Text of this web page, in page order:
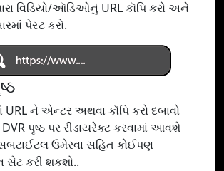
વિડિયો/ઑડિઓનું URL કૉપિ કરો અને
પેસ્ટ કરો.
URL ને એન્ટર અથવા કૉપિ કરો દબાવો
પૃષ્ઠ પર રીડાયરેક્ટ કરવામાં આવશે
ઉમેરવા સહિત કોઈપણ
સેટ કરી શકશો..